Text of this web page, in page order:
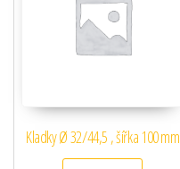
Kladky Ø 32/44,5 , šířka 100 mm